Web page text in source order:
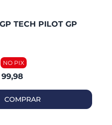
TECH PILOT GP
99,98
COMPRAR